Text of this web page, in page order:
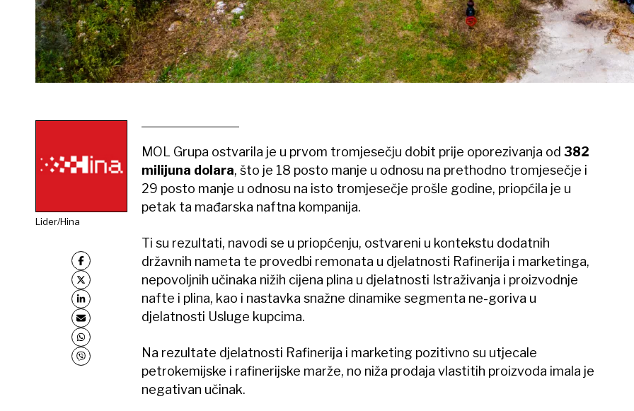
Lider/Hina
MOL Grupa ostvarila je u prvom tromjesečju dobit prije oporezivanja od 382
milijuna dolara, što je 18 posto manje u odnosu na prethodno tromjesečje i
29 posto manje u odnosu na isto tromjesečje prošle godine, priopćila je u
petak ta mađarska naftna kompanija.
Ti su rezultati, navodi se u priopćenju, ostvareni u kontekstu dodatnih
državnih nameta te provedbi remonata u djelatnosti Rafinerija i marketinga,
nepovoljnih učinaka nižih cijena plina u djelatnosti Istraživanja i proizvodnje
nafte i plina, kao i nastavka snažne dinamike segmenta ne-goriva u
djelatnosti Usluge kupcima.
Na rezultate djelatnosti Rafinerija i marketing pozitivno su utjecale
petrokemijske i rafinerijske marže, no niža prodaja vlastitih proizvoda imala je
negativan učinak.